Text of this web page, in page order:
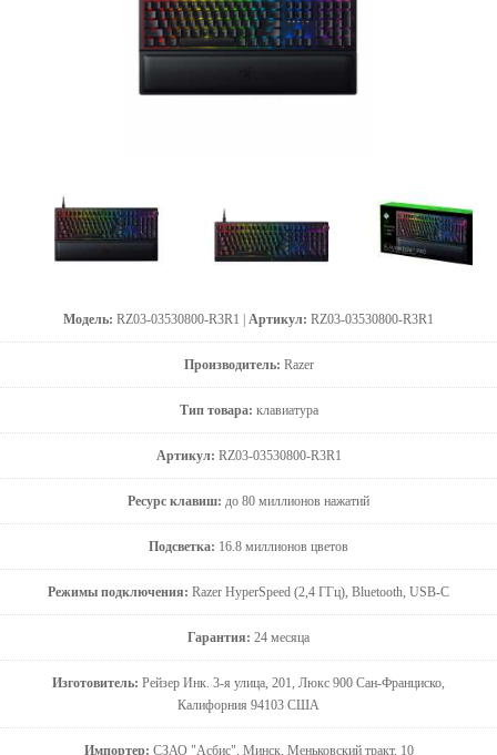
Модель: RZ03-03530800-R3R1 | Артикул: RZ03-03530800-R3R1
Производитель: Razer
Тип товара: клавиатура
Артикул: RZ03-03530800-R3R1
Ресурс клавиш: до 80 миллионов нажатий
Подсветка: 16.8 миллионов цветов
Режимы подключения: Razer HyperSpeed ​​(2,4 ГГц), Bluetooth, USB-C
Гарантия: 24 месяца
Изготовитель: Рейзер Инк. 3-я улица, 201, Люкс 900 Сан-Франциско,
Калифорния 94103 США
Импортер: СЗАО "Асбис", Минск, Меньковский тракт, 10